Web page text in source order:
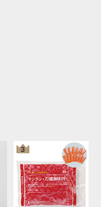
食事会「おもてなし」
：SL Creations
炊き込みごはん
０２３ ４Ｘミート活用
者：SL Creations